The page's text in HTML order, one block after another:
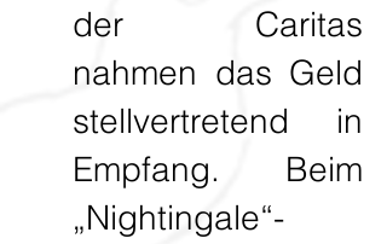
der Caritas
nahmen das Geld
stellvertretend in
Empfang. Beim
„Nightingale“-